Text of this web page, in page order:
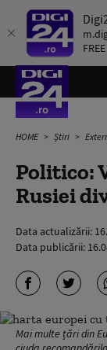
HOME Știri
Politico:
Rusiei
Data actualizării:
Data publicării:
Mai multe țări din